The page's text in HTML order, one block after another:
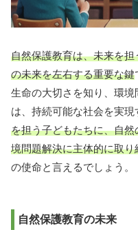
自然保護教育は、未来を
の未来を左右する重要な鍵
生命の大切さを知り、環
は、持続可能な社会を実現
を担う子どもたちに、自
境問題解決に主体的に取
の使命と言えるでしょう。
自然保護教育の未来